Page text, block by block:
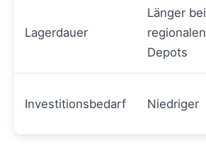
Lagerdauer
Länger bei
regionalen
Depots
Investitionsbedarf Niedriger